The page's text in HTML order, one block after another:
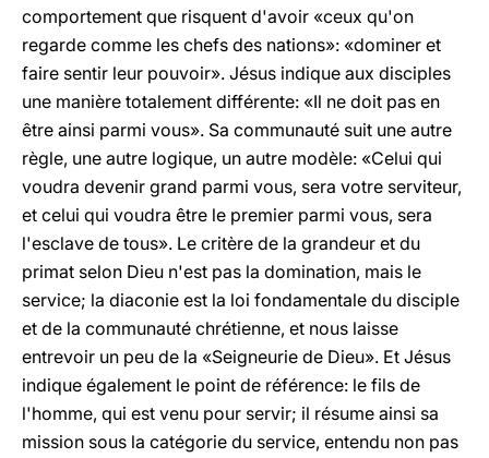
comportement que risquent d'avoir «ceux qu'on
regarde comme les chefs des nations»: «dominer et
faire sentir leur pouvoir». Jésus indique aux disciples
une manière totalement différente: «Il ne doit pas en
être ainsi parmi vous». Sa communauté suit une autre
règle, une autre logique, un autre modèle: «Celui qui
voudra devenir grand parmi vous, sera votre serviteur,
et celui qui voudra être le premier parmi vous, sera
l'esclave de tous». Le critère de la grandeur et du
primat selon Dieu n'est pas la domination, mais le
service; la diaconie est la loi fondamentale du disciple
et de la communauté chrétienne, et nous laisse
entrevoir un peu de la «Seigneurie de Dieu». Et Jésus
indique également le point de référence: le fils de
l'homme, qui est venu pour servir; il résume ainsi sa
mission sous la catégorie du service, entendu non pas